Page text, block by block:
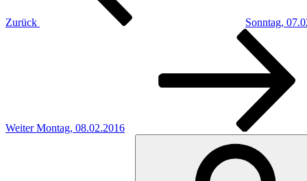
Zurück
Sonntag,
Weiter Montag, 08.02.2016